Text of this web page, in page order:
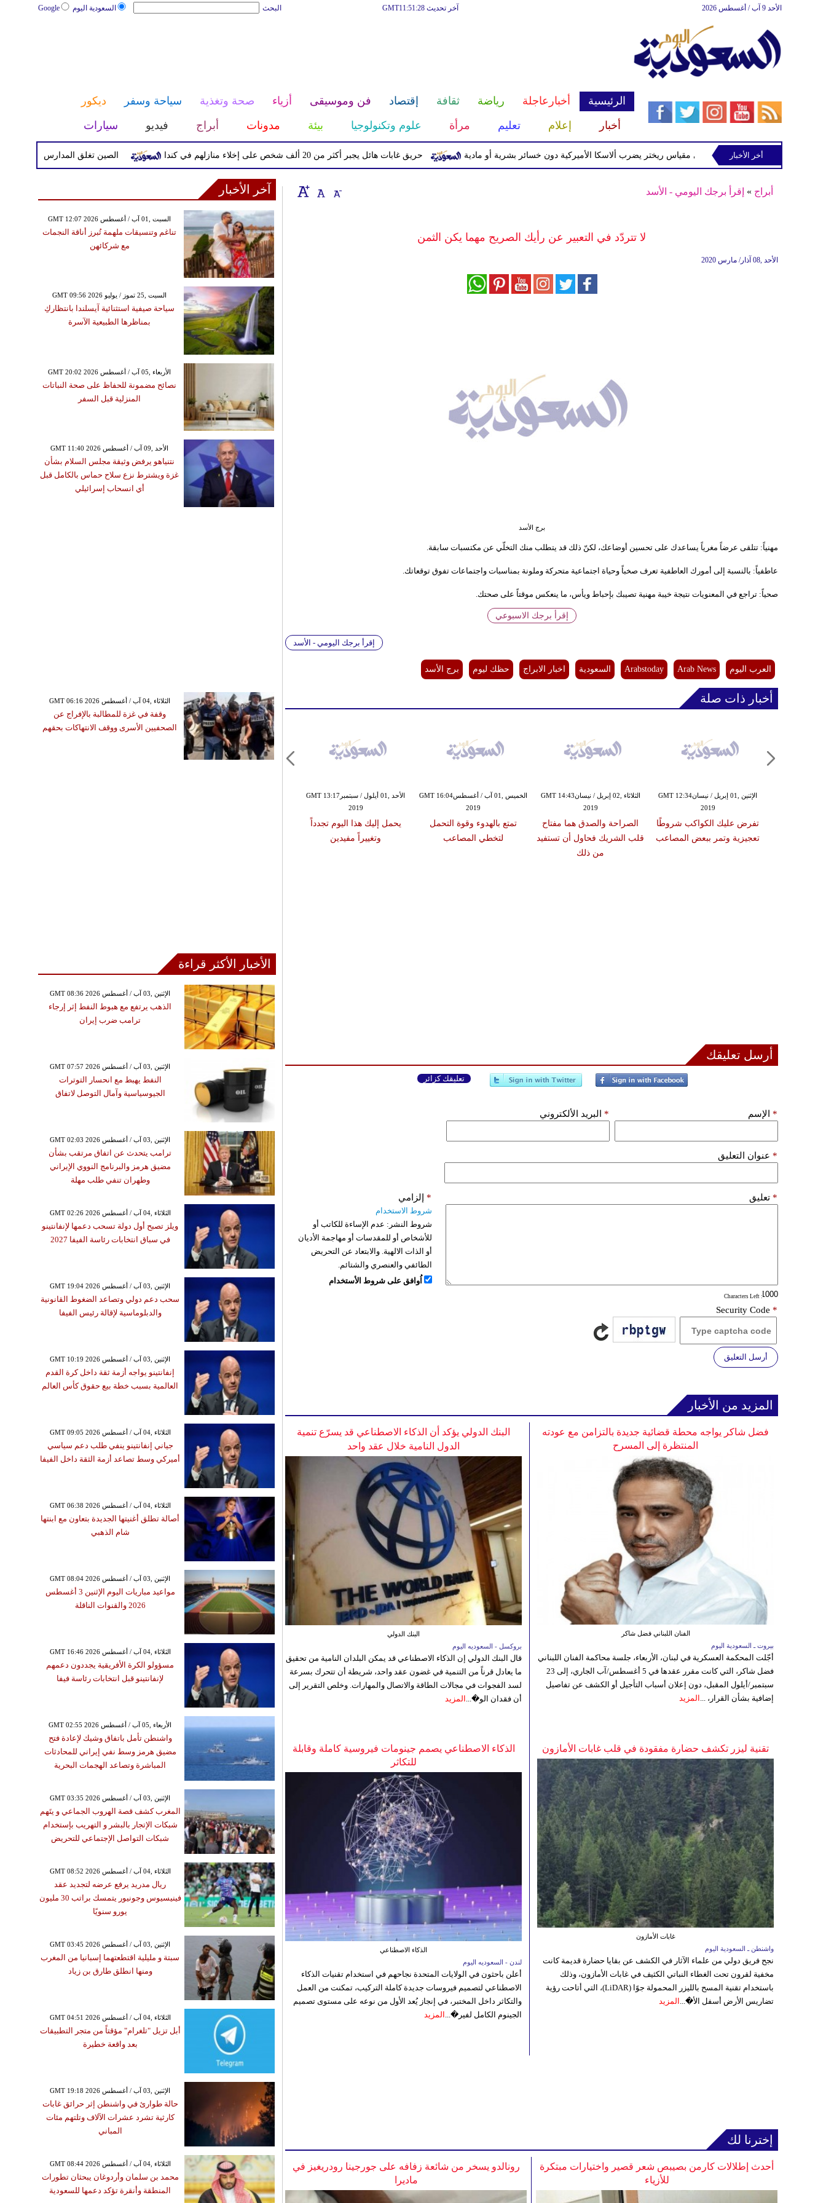
السعودية اليوم Google البحث آخر تحديث GMT11:51:28 الأحد 9 آب / أغسطس 2026
الرئيسية أخبارعاجلة رياضة ثقافة إقتصاد فن وموسيقى أزياء صحة وتغذية سياحة وسفر
ديكور
أخبار
إعلام تعليم مرأة علوم وتكنولوجيا بيئة مدونات أبراج فيديو سيارات
الصين تغلق المدارس والمواقع السياحية حريق غابات هائل يجبر أكثر من 20 ألف شخص على إخلاء منازلهم في كندا أخر الأخبار
أبراج » إقرأ برجك اليومي - الأسد
لا تتردّد في التعبير عن رأيك الصريح مهما يكن الثمن
الأحد ,08 آذار/ مارس 2020
برج الأسد
مهنياً: تتلقى عرضاً مغرياً يساعدك على تحسين أوضاعك، لكنّ ذلك قد يتطلب منك التخلّي عن مكتسبات سابقة.
عاطفياً: بالنسبة إلى أمورك العاطفية تعرف صخباً وحياة اجتماعية متحركة وملونة بمناسبات واجتماعات تفوق توقعاتك.
صحياً: تراجع في المعنويات نتيجة خيبة مهنية تصيبك بإحباط ويأس، ما ينعكس موقتاً على صحتك.
إقرأ برجك الاسبوعي
إقرأ برجك اليومي - الأسد
العرب اليوم Arab News
Arabstoday السعودية اخبار الابراج حظك ليوم برج الأسد
أخبار ذات صلة
الأحد ,01 أيلول / سبتمبرGMT 13:17
2019
يحمل إليك هذا اليوم تجدداً
وتغييراً مفيدين
الخميس ,01 آب / أغسطسGMT 16:04
2019
تمتع بالهدوء وقوة التحمل
لتخطي المصاعب
الثلاثاء ,02 إبريل / نيسانGMT 14:43
2019
الصراحة والصدق هما مفتاح
قلب الشريك فحاول أن تستفيد
من ذلك
الإثنين ,01 إبريل / نيسانGMT 12:34
2019
تفرض عليك الكواكب شروطًا
تعجيزية وتمر ببعض المصاعب
أرسل تعليقك
تعليقك كزائر
الإسم * البريد الألكتروني *
عنوان التعليق *
تعليق *
: Characters Left
إلزامي *
شروط الاستخدام
شروط النشر: عدم الإساءة للكاتب أو
للأشخاص أو للمقدسات أو مهاجمة الأديان
أو الذات الالهية. والابتعاد عن التحريض
الطائفي والعنصري والشتائم.
اُوافق على شروط الأستخدام
Security Code *
أرسل التعليق
المزيد من الأخبار
البنك الدولي يؤكد أن الذكاء الاصطناعي قد يسرّع تنمية
الدول النامية خلال عقد واحد
البنك الدولي
بروكسل - السعوديه اليوم
قال البنك الدولي إن الذكاء الاصطناعي قد يمكن البلدان النامية من تحقيق
ما يعادل قرناً من التنمية في غضون عقد واحد، شريطة أن تتحرك بسرعة
لسد الفجوات في مجالات الطاقة والاتصال والمهارات. وخلص التقرير إلى
أن فقدان الو�... المزيد
فضل شاكر يواجه محطة قضائية جديدة بالتزامن مع عودته
المنتظرة إلى المسرح
الفنان اللبناني فضل شاكر
بيروت ـ السعودية اليوم
أجّلت المحكمة العسكرية في لبنان، الأربعاء، جلسة محاكمة الفنان اللبناني
فضل شاكر، التي كانت مقرر عقدها في 5 أغسطس/آب الجاري، إلى 23
سبتمبر/أيلول المقبل، دون إعلان أسباب التأجيل أو الكشف عن تفاصيل
إضافية بشأن القرار، ... المزيد
الذكاء الاصطناعي يصمم جينومات فيروسية كاملة وقابلة
للتكاثر
الذكاء الاصطناعي
لندن - السعوديه اليوم
أعلن باحثون في الولايات المتحدة نجاحهم في استخدام تقنيات الذكاء
الاصطناعي لتصميم فيروسات جديدة كاملة التركيب، تمكنت من العمل
والتكاثر داخل المختبر، في إنجاز يُعد الأول من نوعه على مستوى تصميم
الجينوم الكامل لفير�... المزيد
تقنية ليزر تكشف حضارة مفقودة في قلب غابات الأمازون
غابات الأمازون
واشنطن ـ السعودية اليوم
نجح فريق دولي من علماء الآثار في الكشف عن بقايا حضارة قديمة كانت
مخفية لقرون تحت الغطاء النباتي الكثيف في غابات الأمازون، وذلك
باستخدام تقنية المسح بالليزر المحمولة جوًا (LiDAR)، التي أتاحت رؤية
تضاريس الأرض أسفل الأ�... المزيد
إخترنا لك
رونالدو يسخر من شائعة زفافه على جورجينا رودريغيز في
ماديرا
أحدث إطلالات كارمن بصيبص شعر قصير واختيارات مبتكرة
للأزياء
آخر الأخبار
GMT 12:07 2026 السبت ,01 آب / أغسطس
تناغم وتنسيقات ملهمة تُبرز أناقة النجمات
مع شركائهن
GMT 09:56 2026 السبت ,25 تموز / يوليو
سياحة صيفية استثنائية آيسلندا بانتظاركِ
بمناظرها الطبيعية الآسرة
GMT 20:02 2026 الأربعاء ,05 آب / أغسطس
نصائح مضمونة للحفاظ على صحة النباتات
المنزلية قبل السفر
GMT 11:40 2026 الأحد ,09 آب / أغسطس
نتنياهو يرفض وثيقة مجلس السلام بشأن
غزة ويشترط نزع سلاح حماس بالكامل قبل
أي انسحاب إسرائيلي
GMT 06:16 2026 الثلاثاء ,04 آب / أغسطس
وقفة في غزة للمطالبة بالإفراج عن
الصحفيين الأسرى ووقف الانتهاكات بحقهم
الأخبار الأكثر قراءة
GMT 08:36 2026 الإثنين ,03 آب / أغسطس
الذهب يرتفع مع هبوط النفط إثر إرجاء
ترامب ضرب إيران
GMT 07:57 2026 الإثنين ,03 آب / أغسطس
النفط يهبط مع انحسار التوترات
الجيوسياسية وآمال التوصل لاتفاق
GMT 02:03 2026 الإثنين ,03 آب / أغسطس
ترامب يتحدث عن اتفاق مرتقب بشأن
مضيق هرمز والبرنامج النووي الإيراني
وطهران تنفي طلب مهلة
GMT 02:26 2026 الثلاثاء ,04 آب / أغسطس
ويلز تصبح أول دولة تسحب دعمها لإنفانتينو
في سباق انتخابات رئاسة الفيفا 2027
GMT 19:04 2026 الإثنين ,03 آب / أغسطس
سحب دعم دولي وتصاعد الضغوط القانونية
والدبلوماسية لإقالة رئيس الفيفا
GMT 10:19 2026 الإثنين ,03 آب / أغسطس
إنفانتينو يواجه أزمة ثقة داخل كرة القدم
العالمية بسبب خطة بيع حقوق كأس العالم
GMT 09:05 2026 الثلاثاء ,04 آب / أغسطس
جياني إنفانتينو ينفي طلب دعم سياسي
أميركي وسط تصاعد أزمة الثقة داخل الفيفا
GMT 06:38 2026 الثلاثاء ,04 آب / أغسطس
أصالة تطلق أغنيتها الجديدة بتعاون مع ابنتها
شام الذهبي
GMT 08:04 2026 الإثنين ,03 آب / أغسطس
مواعيد مباريات اليوم الإثنين 3 أغسطس
2026 والقنوات الناقلة
GMT 16:46 2026 الثلاثاء ,04 آب / أغسطس
مسؤولو الكرة الأفريقية يجددون دعمهم
لإنفانتينو قبل انتخابات رئاسة فيفا
GMT 02:55 2026 الأربعاء ,05 آب / أغسطس
واشنطن تأمل باتفاق وشيك لإعادة فتح
مضيق هرمز وسط نفي إيراني للمحادثات
المباشرة وتصاعد الهجمات البحرية
GMT 03:35 2026 الإثنين ,03 آب / أغسطس
المغرب كشف قصة الهروب الجماعي و يتَهم
شبكات الإتجار بالبشر و التهريب بإستخدام
شبكات التواصل الإجتماعي للتحريض
GMT 08:52 2026 الثلاثاء ,04 آب / أغسطس
ريال مدريد يرفع عرضه لتجديد عقد
فينيسيوس وجونيور يتمسك براتب 30 مليون
يورو سنويًا
GMT 03:45 2026 الإثنين ,03 آب / أغسطس
سبتة و مليلية اقتطعتهما إسبانيا من المغرب
ومنها انطلق طارق بن زياد
GMT 04:51 2026 الثلاثاء ,04 آب / أغسطس
أبل تزيل "تلغرام" مؤقتاً من متجر التطبيقات
بعد واقعة خطيرة
GMT 19:18 2026 الإثنين ,03 آب / أغسطس
حالة طوارئ في واشنطن إثر حرائق غابات
كارثية تشرد عشرات الآلاف وتلتهم مئات
المباني
GMT 08:44 2026 الثلاثاء ,04 آب / أغسطس
محمد بن سلمان وأردوغان يبحثان تطورات
المنطقة وأنقرة تؤكد دعمها للسعودية